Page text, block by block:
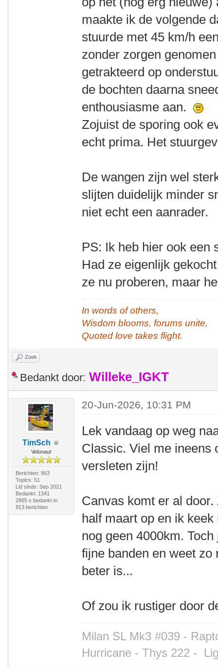
maakte ik de volgende
stuurde met 45 km/h
zonder zorgen
getrakteerd op
de bochten daarna
enthousiasme aan.
Zojuist de sporing ook
echt prima. Het
De wangen zijn wel
slijten duidelijk minder
niet echt een aanrader.
PS: Ik heb hier ook een
Had ze eigenlijk
ze nu proberen, maar
In words of others,
Wisdom blooms, forums unite,
Quoted love takes flight.
Zoek
Bedankt door: Willeke_IGKT
TimSch
Velonaut
Berichten: 963
Topics: 51
Lid sinds: Sep 2021
Bedankt: 1341
2865 x bedankt in
913 berichten
20-Jun-2026, 10:31 PM
Lek vandaag op weg
Classic. Viel me ineens
versleten zijn!
Canvas komt er al
half maart op en ik
nog geen 4000km.
fijne banden en weet
beter is...
Of zou ik rustiger door
Milan SL Mk3 #039 -
Hurricane - Thys 222 -